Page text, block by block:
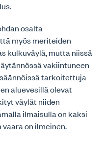
osalta
myös meriteiden
kulkuväylä, mutta niissä
vakiintuneen
tarkoitettuja
aluevesillä olevat
väylät niiden
ilmaisulla on kaksi
on ilmeinen.